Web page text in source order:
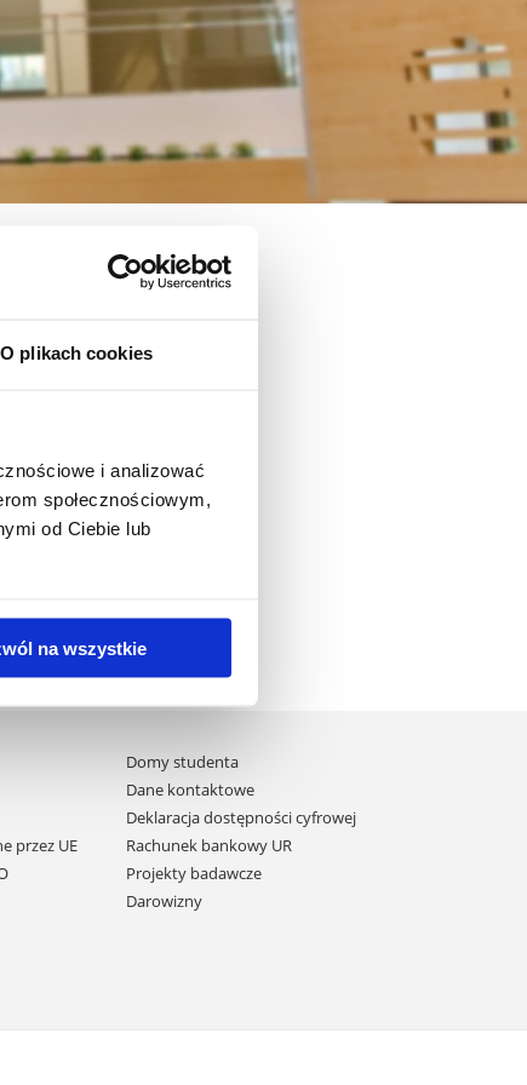
O plikach cookies
i analizować
społecznościowym,
od Ciebie lub
na wszystkie
stacjonarne 1. stopnia
przez UE
Domy studenta
Dane kontaktowe
Deklaracja dostępności cyfrowej
Rachunek bankowy UR
Projekty badawcze
Darowizny